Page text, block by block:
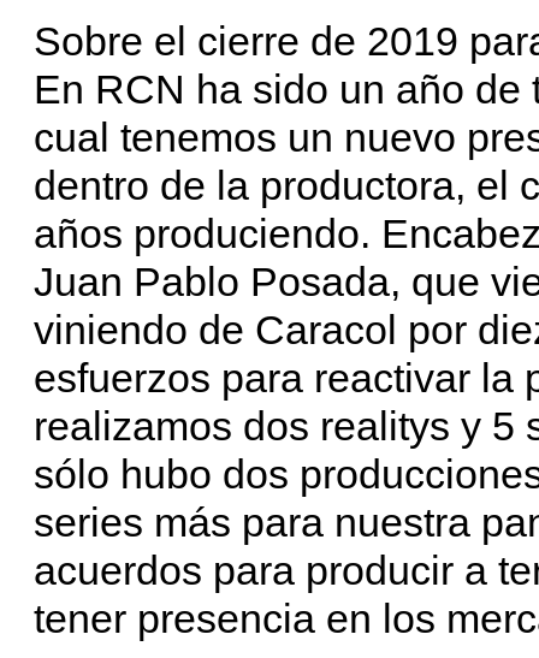
Sobre el cierre de 2019
En RCN ha sido un año
cual tenemos un nuevo
dentro de la productora, el
años produciendo.
Juan Pablo Posada, que
viniendo de Caracol por
esfuerzos para reactivar la
realizamos dos realitys y 5
sólo hubo dos
series más para nuestra
acuerdos para producir a
tener presencia en los